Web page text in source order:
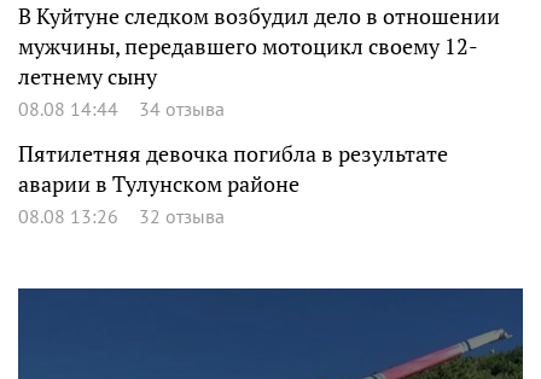
В Куйтуне следком возбудил дело в отношении
мужчины, передавшего мотоцикл своему 12-
летнему сыну
08.08 14:44 34 отзыва
Пятилетняя девочка погибла в результате
аварии в Тулунском районе
08.08 13:26 32 отзыва